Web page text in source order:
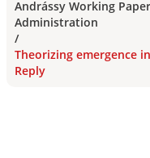
Andrássy Working
Administration
/
Theorizing emergence
Reply